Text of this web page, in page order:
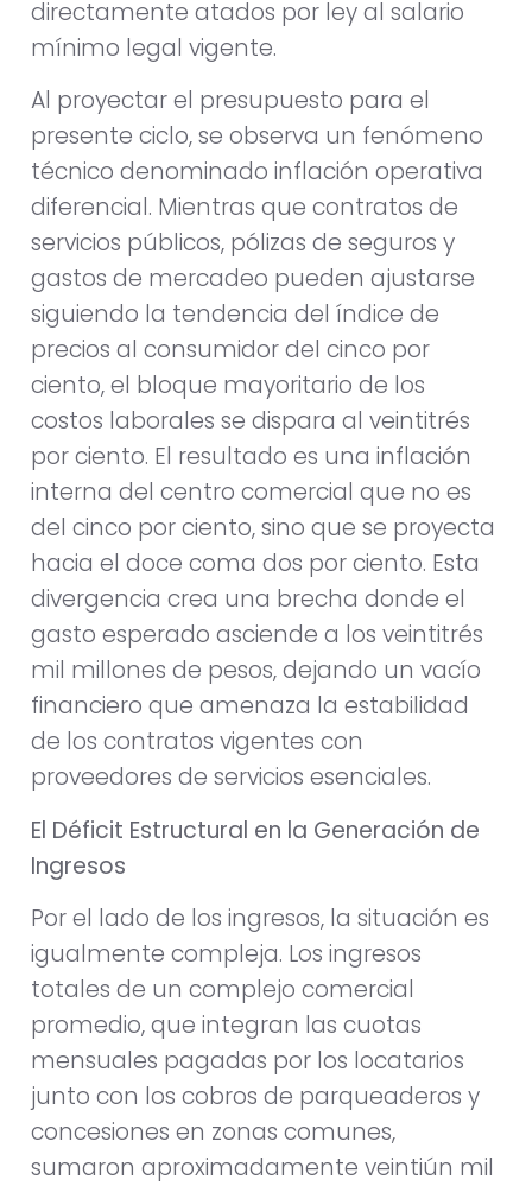
directamente atados por ley al salario
mínimo legal vigente.
Al proyectar el presupuesto para el
presente ciclo, se observa un fenómeno
técnico denominado inflación operativa
diferencial. Mientras que contratos de
servicios públicos, pólizas de seguros y
gastos de mercadeo pueden ajustarse
siguiendo la tendencia del índice de
precios al consumidor del cinco por
ciento, el bloque mayoritario de los
costos laborales se dispara al veintitrés
por ciento. El resultado es una inflación
interna del centro comercial que no es
del cinco por ciento, sino que se proyecta
hacia el doce coma dos por ciento. Esta
divergencia crea una brecha donde el
gasto esperado asciende a los veintitrés
mil millones de pesos, dejando un vacío
financiero que amenaza la estabilidad
de los contratos vigentes con
proveedores de servicios esenciales.
El Déficit Estructural en la Generación de
Ingresos
Por el lado de los ingresos, la situación es
igualmente compleja. Los ingresos
totales de un complejo comercial
promedio, que integran las cuotas
mensuales pagadas por los locatarios
junto con los cobros de parqueaderos y
concesiones en zonas comunes,
sumaron aproximadamente veintiún mil